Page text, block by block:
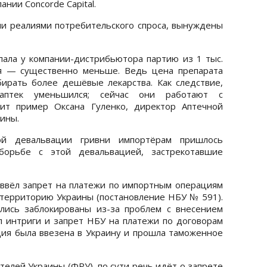
Concorde Capital.
реалиями потребительского спроса, вынуждены
у компании-дистрибьютора партию из 1 тыс.
— существенно меньше. Ведь цена препарата
более дешёвые лекарства. Как следствие,
уменьшился; сейчас они работают с
пример Оксана Гуленко, директор Аптечной
девальвации гривни импортёрам пришлось
с этой девальвацией, застрекотавшие
запрет на платежи по импортным операциям
Украины (постановление НБУ № 591).
заблокированы из-за проблем с внесением
и запрет НБУ на платежи по договорам
была ввезена в Украину и прошла таможенное